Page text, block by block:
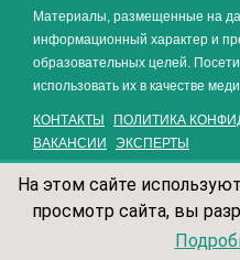
Материалы, размещенные на
информационный характер и
образовательных целей.
использовать их в качестве
КОНТАКТЫ ПОЛИТИКА
ВАКАНСИИ
ЭКСПЕРТЫ
На этом сайте
просмотр сайта, вы